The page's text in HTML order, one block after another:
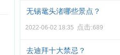
无锡鼋头渚哪些景点？
2022-06-02 18:35 点击:689
去迪拜十大禁忌？